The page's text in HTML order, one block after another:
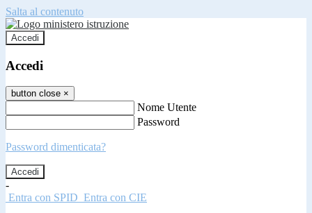
Salta al contenuto
Accedi
Accedi
button close ×
Nome Utente
Password
Password dimenticata?
-
Entra con SPID Entra con CIE